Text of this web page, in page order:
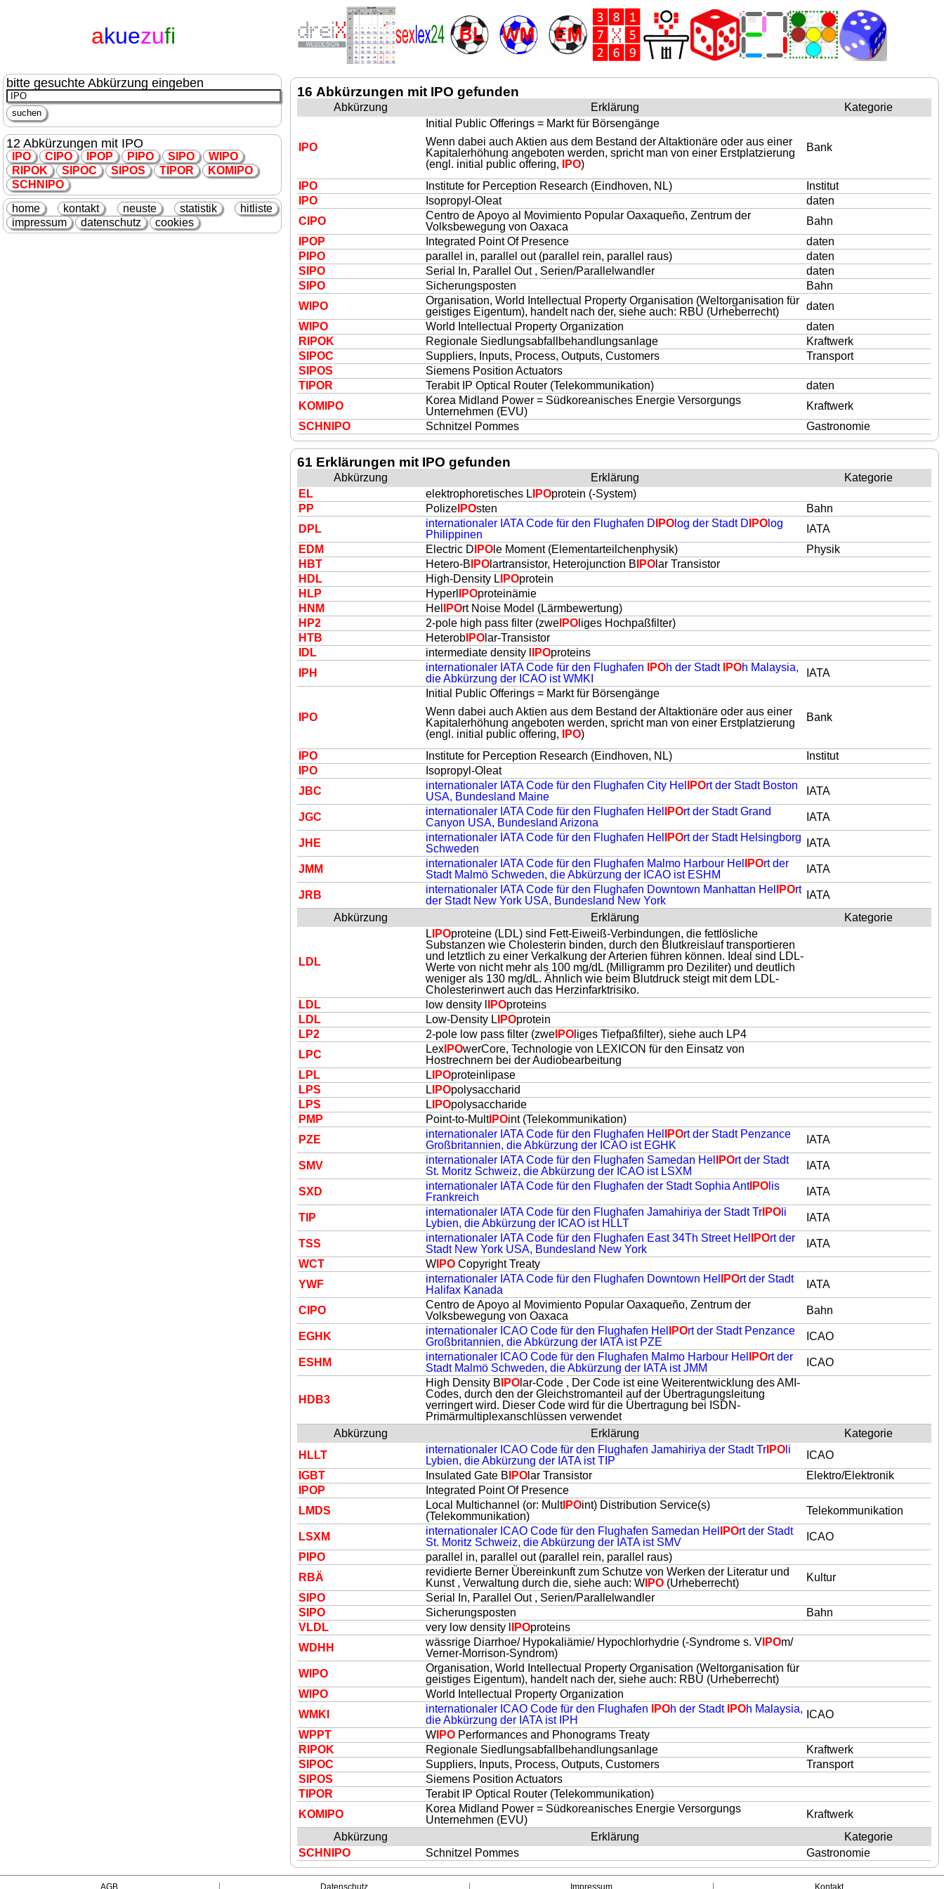
akuezufi
bitte gesuchte Abkürzung eingeben
12 Abkürzungen mit IPO
IPO C IPO IPOP P IPO S IPO W IPO
R IPOK S IPOC S IPOS T IPOR KOM IPO
SCHN IPO
home kontakt neuste statistik
hitliste
impressum
datenschutz cookies
16 Abkürzungen mit IPO gefunden
Abkürzung Erklärung Kategorie
IPO
Initial Public Offerings = Markt für Börsengänge
Wenn dabei auch Aktien aus dem Bestand der Altaktionäre oder aus einer
Kapitalerhöhung angeboten werden, spricht man von einer Erstplatzierung
(engl. initial public offering,
IPO)
Bank
IPO Institute for Perception Research (Eindhoven, NL)
Institut
IPO
Isopropyl-Oleat
daten
C IPO
Centro de Apoyo al Movimiento Popular Oaxaqueño, Zentrum der
Volksbewegung von Oaxaca
Bahn
IPOP Integrated Point Of Presence
daten
P IPO parallel in, parallel out (parallel rein, parallel raus)
daten
S IPO Serial In, Parallel Out , Serien/Parallelwandler
daten
S IPO Sicherungsposten
Bahn
W IPO
Organisation, World Intellectual Property Organisation (Weltorganisation für
geistiges Eigentum), handelt nach der, siehe auch: RBÜ (Urheberrecht)
daten
W IPO World Intellectual Property Organization
daten
R IPOK Regionale Siedlungsabfallbehandlungsanlage
Kraftwerk
S IPOC Suppliers, Inputs, Process, Outputs, Customers
Transport
S IPOS
Siemens Position Actuators
T IPOR Terabit IP Optical Router (Telekommunikation)
daten
KOM IPO
Korea Midland Power = Südkoreanisches Energie Versorgungs
Unternehmen (EVU)
Kraftwerk
SCHN IPO Schnitzel Pommes Gastronomie
61 Erklärungen mit IPO gefunden
Abkürzung Erklärung
Kategorie
EL
elektrophoretisches L IPOprotein (-System)
PP
Polize IPOsten
Bahn
DPL
internationaler IATA Code für den Flughafen D IPO log der Stadt D IPO log
Philippinen
IATA
EDM
Electric D IPO le Moment (Elementarteilchenphysik)
Physik
HBT
Hetero-B IPO lartransistor, Heterojunction B IPO lar Transistor
HDL
High-Density L IPOprotein
HLP
Hyperl IPOproteinämie
HNM
Hel IPOrt Noise Model (Lärmbewertung)
HP2
2-pole high pass filter (zwe IPO liges Hochpaßfilter)
HTB
Heterob IPO lar-Transistor
IDL
intermediate density l IPOproteins
IPH
internationaler IATA Code für den Flughafen IPOh der Stadt IPOh Malaysia,
die Abkürzung der ICAO ist WMKI
IATA
IPO
Initial Public Offerings = Markt für Börsengänge
Wenn dabei auch Aktien aus dem Bestand der Altaktionäre oder aus einer
Kapitalerhöhung angeboten werden, spricht man von einer Erstplatzierung
(engl. initial public offering,
IPO)
Bank
IPO Institute for Perception Research (Eindhoven, NL)
Institut
IPO
Isopropyl-Oleat
JBC
internationaler IATA Code für den Flughafen City Hel IPOrt der Stadt Boston
USA, Bundesland Maine
IATA
JGC internationaler IATA Code für den Flughafen Hel IPOrt der Stadt Grand
Canyon USA, Bundesland Arizona
IATA
JHE internationaler IATA Code für den Flughafen Hel IPOrt der Stadt Helsingborg
Schweden
IATA
JMM internationaler IATA Code für den Flughafen Malmo Harbour Hel IPOrt der
Stadt Malmö Schweden, die Abkürzung der ICAO ist ESHM
IATA
JRB internationaler IATA Code für den Flughafen Downtown Manhattan Hel IPOrt
der Stadt New York USA, Bundesland New York
IATA
Abkürzung
Erklärung Kategorie
LDL
L IPOproteine (LDL) sind Fett-Eiweiß-Verbindungen, die fettlösliche
Substanzen wie Cholesterin binden, durch den Blutkreislauf transportieren
und letztlich zu einer Verkalkung der Arterien führen können. Ideal sind LDL-
Werte von nicht mehr als 100 mg/dL (Milligramm pro Deziliter) und deutlich
weniger als 130 mg/dL. Ähnlich wie beim Blutdruck steigt mit dem LDL-
Cholesterinwert auch das Herzinfarktrisiko.
LDL
low density l IPOproteins
LDL
Low-Density L IPOprotein
LP2
2-pole low pass filter (zwe IPO liges Tiefpaßfilter), siehe auch LP4
LPC
Lex IPOwerCore, Technologie von LEXICON für den Einsatz von
Hostrechnern bei der Audiobearbeitung
LPL
L IPOproteinlipase
LPS
L IPOpolysaccharid
LPS
L IPOpolysaccharide
PMP
Point-to-MultIPOint (Telekommunikation)
PZE
internationaler IATA Code für den Flughafen Hel IPOrt der Stadt Penzance
Großbritannien, die Abkürzung der ICAO ist EGHK
IATA
SMV internationaler IATA Code für den Flughafen Samedan Hel IPOrt der Stadt
St. Moritz Schweiz, die Abkürzung der ICAO ist LSXM
IATA
SXD internationaler IATA Code für den Flughafen der Stadt Sophia AntIPO lis
Frankreich
IATA
TIP internationaler IATA Code für den Flughafen Jamahiriya der Stadt Tr IPO li
Lybien, die Abkürzung der ICAO ist HLLT
IATA
TSS internationaler IATA Code für den Flughafen East 34Th Street Hel IPOrt der
Stadt New York USA, Bundesland New York
IATA
WCT
W IPO Copyright Treaty
YWF
internationaler IATA Code für den Flughafen Downtown Hel IPOrt der Stadt
Halifax Kanada
IATA
C IPO
Centro de Apoyo al Movimiento Popular Oaxaqueño, Zentrum der
Volksbewegung von Oaxaca
Bahn
EGHK internationaler ICAO Code für den Flughafen Hel IPOrt der Stadt Penzance
Großbritannien, die Abkürzung der IATA ist PZE
ICAO
ESHM internationaler ICAO Code für den Flughafen Malmo Harbour Hel IPOrt der
Stadt Malmö Schweden, die Abkürzung der IATA ist JMM
ICAO
HDB3
High Density B IPO lar-Code , Der Code ist eine Weiterentwicklung des AMI-
Codes, durch den der Gleichstromanteil auf der Übertragungsleitung
verringert wird. Dieser Code wird für die Übertragung bei ISDN-
Primärmultiplexanschlüssen verwendet
Abkürzung
Erklärung
Kategorie
HLLT
internationaler ICAO Code für den Flughafen Jamahiriya der Stadt Tr IPO li
Lybien, die Abkürzung der IATA ist TIP
ICAO
IGBT
Insulated Gate B IPO lar Transistor
Elektro/Elektronik
IPOP
Integrated Point Of Presence
LMDS
Local Multichannel (or: MultIPOint) Distribution Service(s)
(Telekommunikation)
Telekommunikation
LSXM internationaler ICAO Code für den Flughafen Samedan Hel IPOrt der Stadt
St. Moritz Schweiz, die Abkürzung der IATA ist SMV
ICAO
P IPO
parallel in, parallel out (parallel rein, parallel raus)
RBÄ
revidierte Berner Übereinkunft zum Schutze von Werken der Literatur und
Kunst , Verwaltung durch die, siehe auch: W IPO (Urheberrecht)
Kultur
S IPO
Serial In, Parallel Out , Serien/Parallelwandler
S IPO Sicherungsposten
Bahn
VLDL
very low density l IPOproteins
WDHH
wässrige Diarrhoe/ Hypokaliämie/ Hypochlorhydrie (-Syndrome s. V IPOm/
Verner-Morrison-Syndrom)
W IPO
Organisation, World Intellectual Property Organisation (Weltorganisation für
geistiges Eigentum), handelt nach der, siehe auch: RBÜ (Urheberrecht)
W IPO
World Intellectual Property Organization
WMKI
internationaler ICAO Code für den Flughafen IPOh der Stadt IPOh Malaysia,
die Abkürzung der IATA ist IPH
ICAO
WPPT
W IPO Performances and Phonograms Treaty
R IPOK Regionale Siedlungsabfallbehandlungsanlage
Kraftwerk
S IPOC Suppliers, Inputs, Process, Outputs, Customers
Transport
S IPOS
Siemens Position Actuators
T IPOR
Terabit IP Optical Router (Telekommunikation)
KOM IPO
Korea Midland Power = Südkoreanisches Energie Versorgungs
Unternehmen (EVU)
Kraftwerk
Abkürzung
Erklärung
Kategorie
SCHN IPO Schnitzel Pommes Gastronomie
AGB Datenschutz Impressum Kontakt